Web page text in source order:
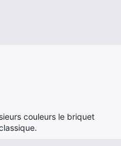
couleurs le briquet